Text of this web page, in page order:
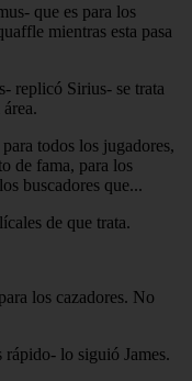
que es para los
mientras esta pasa
replicó Sirius- se trata
todos los jugadores,
de fama, para los
buscadores que...
de que trata.
los cazadores. No
rápido- lo siguió James.